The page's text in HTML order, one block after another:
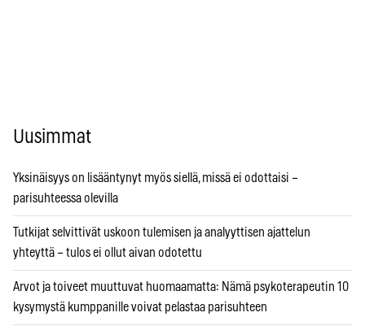
Uusimmat
Yksinäisyys on lisääntynyt myös siellä, missä ei odottaisi –
parisuhteessa olevilla
Tutkijat selvittivät uskoon tulemisen ja analyyttisen ajattelun
yhteyttä – tulos ei ollut aivan odotettu
Arvot ja toiveet muuttuvat huomaamatta: Nämä psykoterapeutin 10
kysymystä kumppanille voivat pelastaa parisuhteen